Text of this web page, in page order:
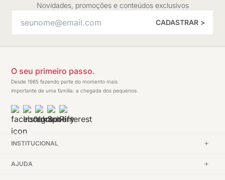
Novidades, promoções e conteúdos exclusivos
CADASTRAR >
O seu primeiro passo.
Desde 1985 fazendo parte do momento mais
importante de uma família: a chegada dos pequenos.
INSTITUCIONAL
AJUDA